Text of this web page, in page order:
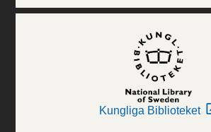
Kungliga Biblioteket